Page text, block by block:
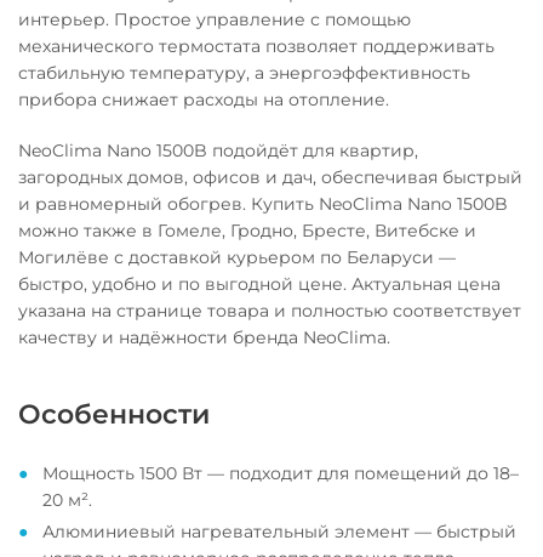
интерьер. Простое управление с помощью
механического термостата позволяет поддерживать
стабильную температуру, а энергоэффективность
прибора снижает расходы на отопление.
NeoClima Nano 1500B подойдёт для квартир,
загородных домов, офисов и дач, обеспечивая быстрый
и равномерный обогрев. Купить NeoClima Nano 1500B
можно также в Гомеле, Гродно, Бресте, Витебске и
Могилёве с доставкой курьером по Беларуси —
быстро, удобно и по выгодной цене. Актуальная цена
указана на странице товара и полностью соответствует
качеству и надёжности бренда NeoClima.
Особенности
Мощность 1500 Вт — подходит для помещений до 18–
20 м².
Алюминиевый нагревательный элемент — быстрый